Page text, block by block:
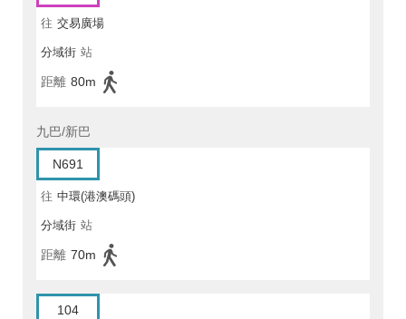
往 交易廣場
分域街 站
距離 80m
九巴/新巴
N691
往 中環(港澳碼頭)
分域街 站
距離 70m
104